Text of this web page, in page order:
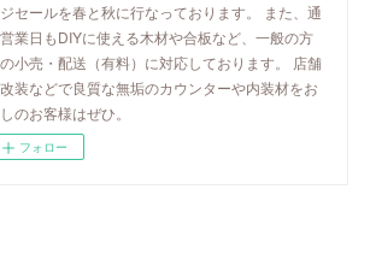
セールを春と秋に行なっております。 また、通
業日もDIYに使える木材や合板など、一般の方
小売・配送（有料）に対応しております。 店舗
装などで良質な無垢のカウンターや内装材をお
のお客様はぜひ。
フォロー